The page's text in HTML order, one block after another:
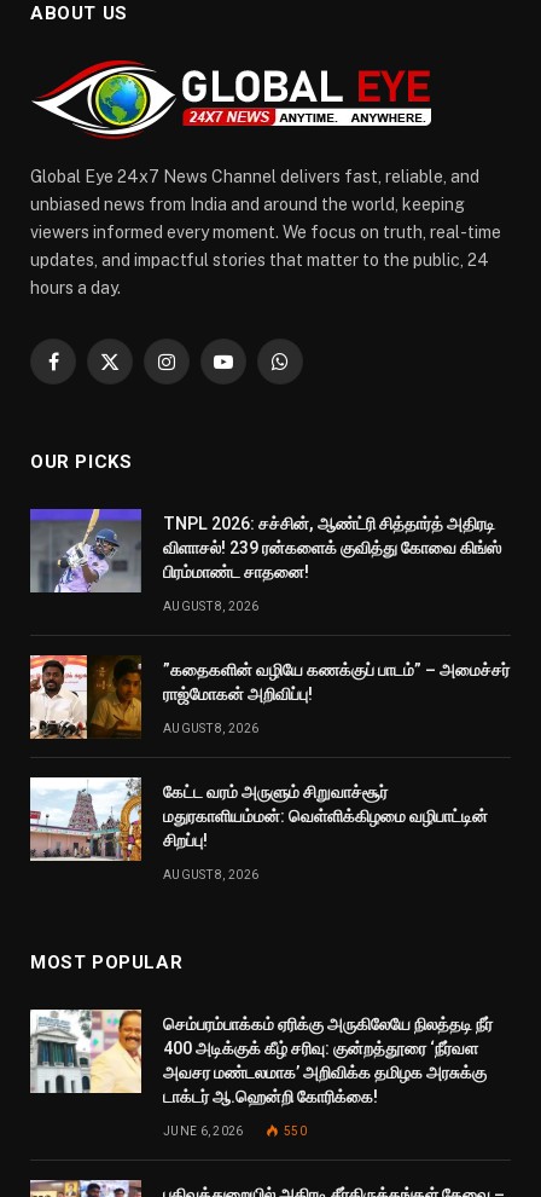
ABOUT US
Global Eye 24x7 News Channel delivers fast, reliable, and
unbiased news from India and around the world, keeping
viewers informed every moment. We focus on truth, real-time
updates, and impactful stories that matter to the public, 24
hours a day.
Facebook
X
InstagramYouTubeWhatsApp
OUR PICKS
TNPL 2026: சச்சின், ஆண்ட்ரி சித்தார்த் அதிரடி
விளாசல்! 239 ரன்களைக் குவித்து கோவை கிங்ஸ்
பிரம்மாண்ட சாதனை!
AUGUST 8, 2026
”கதைகளின் வழியே கணக்குப் பாடம்” – அமைச்சர்
ராஜ்மோகன் அறிவிப்பு!
AUGUST 8, 2026
கேட்ட வரம் அருளும் சிறுவாச்சூர்
மதுரகாளியம்மன்: வெள்ளிக்கிழமை வழிபாட்டின்
சிறப்பு!
AUGUST 8, 2026
MOST POPULAR
செம்பரம்பாக்கம் ஏரிக்கு அருகிலேயே நிலத்தடி நீர்
400 அடிக்குக் கீழ் சரிவு: குன்றத்தூரை ‘நீர்வள
அவசர மண்டலமாக’ அறிவிக்க தமிழக அரசுக்கு
டாக்டர் ஆ.ஹென்றி கோரிக்கை!
JUNE 6, 2026 550